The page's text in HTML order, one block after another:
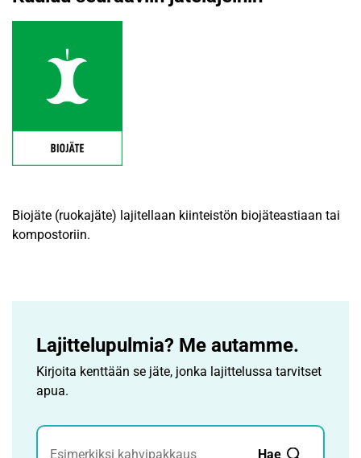
Biojäte (ruokajäte) lajitellaan kiinteistön biojäteastiaan tai
kompostoriin.
Lajittelupulmia? Me autamme.
Kirjoita kenttään se jäte, jonka lajittelussa tarvitset
apua.
Jätehaku
Hae